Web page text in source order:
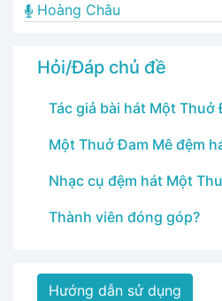
Hoàng Châu
Hỏi/Đáp chủ đề
Tác giả bài hát Một Thuở
Một Thuở Đam Mê đệm
Nhạc cụ đệm hát Một
Thành viên đóng góp?
Hướng dẫn sử dụng